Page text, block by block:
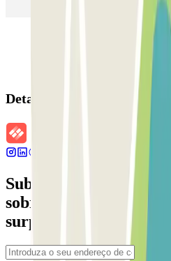
Detalhes da reserva
Subscreva a nossa
sobre descontos,
surpresas.